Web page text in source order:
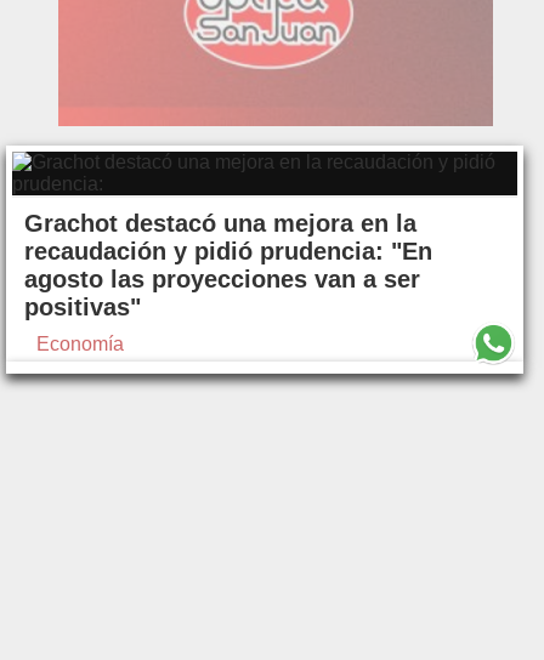
Grachot destacó una mejora en la
recaudación y pidió prudencia: "En
agosto las proyecciones van a ser
positivas"
Economía